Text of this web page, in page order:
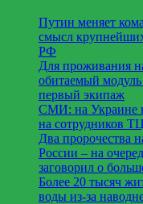
Путин меняет
смысл
РФ
Для проживания
обитаемый
первый экипаж
СМИ: на Украине
на сотрудников
Два пророчества
России – на
заговорил о
Более 20 тысяч
воды из-за